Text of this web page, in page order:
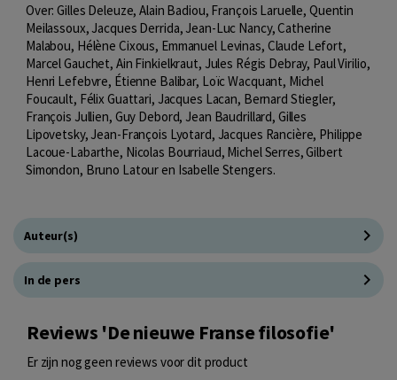
Over: Gilles Deleuze, Alain Badiou, François Laruelle, Quentin
Meilassoux, Jacques Derrida, Jean-Luc Nancy, Catherine
Malabou, Hélène Cixous, Emmanuel Levinas, Claude Lefort,
Marcel Gauchet, Ain Finkielkraut, Jules Régis Debray, Paul Virilio,
Henri Lefebvre, Étienne Balibar, Loïc Wacquant, Michel
Foucault, Félix Guattari, Jacques Lacan, Bernard Stiegler,
François Jullien, Guy Debord, Jean Baudrillard, Gilles
Lipovetsky, Jean-François Lyotard, Jacques Rancière, Philippe
Lacoue-Labarthe, Nicolas Bourriaud, Michel Serres, Gilbert
Simondon, Bruno Latour en Isabelle Stengers.
Auteur(s)
In de pers
Reviews 'De nieuwe Franse filosofie'
Er zijn nog geen reviews voor dit product